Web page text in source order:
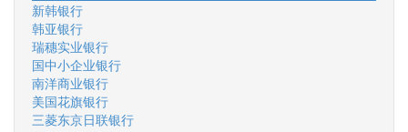
新韩银行
韩亚银行
瑞穗实业银行
国中小企业银行
南洋商业银行
美国花旗银行
三菱东京日联银行